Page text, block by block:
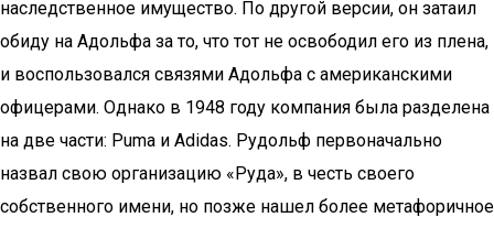
наследственное имущество. По другой версии, он затаил
обиду на Адольфа за то, что тот не освободил его из плена,
и воспользовался связями Адольфа с американскими
офицерами. Однако в 1948 году компания была разделена
на две части: Puma и Adidas. Рудольф первоначально
назвал свою организацию «Руда», в честь своего
собственного имени, но позже нашел более метафоричное